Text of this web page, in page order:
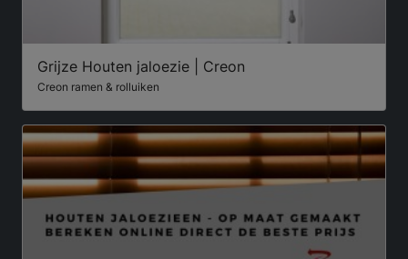
Grijze Houten jaloezie | Creon
Creon ramen & rolluiken